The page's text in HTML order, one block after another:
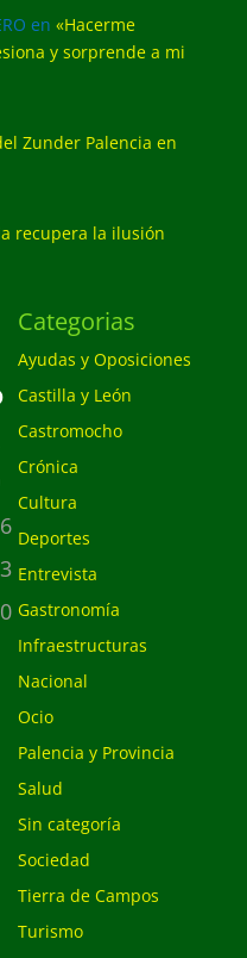
en «Hacerme
y sorprende a mi
Zunder Palencia en
recupera la ilusión
Categorias
Ayudas y Oposiciones
Castilla y León
Castromocho
Crónica
Cultura
Deportes
Entrevista
Gastronomía
Infraestructuras
Nacional
Ocio
Palencia y Provincia
Salud
Sin categoría
Sociedad
Tierra de Campos
Turismo